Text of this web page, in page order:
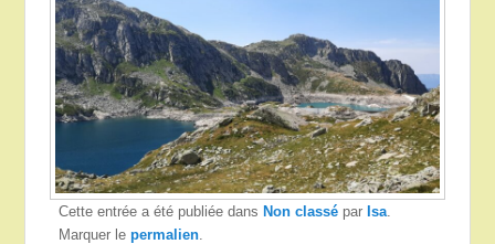
Cette entrée a été publiée dans Non classé par Isa.
Marquer lepermalien.